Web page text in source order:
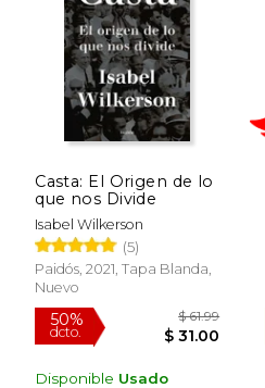
Casta: El Origen de lo
que nos Divide
Isabel Wilkerson
(5)
Paidós, 2021, Tapa Blanda,
Nuevo
Disponible Usado